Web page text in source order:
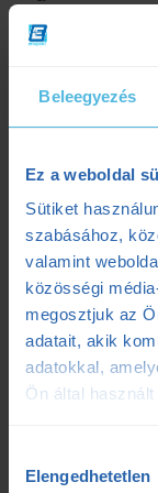
Beleegyezés
Ez a weboldal
Sütiket
szabásához,
valamint
közösségi
megosztjuk az
adatait, akik
adatokkal,
Ön által
kiválasztása
Elengedhetetlen
összehasonlítjuk, mi
maximumhoz közeli
Edzéselmélet/
Edzéselmélet ,
Szilágyi Tibi
Tibi Mondja
2020.02.17.
Értsd a